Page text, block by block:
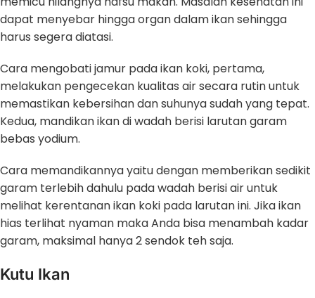
dapat menyebar hingga organ dalam ikan sehingga
harus segera diatasi.
Cara mengobati jamur pada ikan koki, pertama,
melakukan pengecekan kualitas air secara rutin untuk
memastikan kebersihan dan suhunya sudah yang tepat.
Kedua, mandikan ikan di wadah berisi larutan garam
bebas yodium.
Cara memandikannya yaitu dengan memberikan sedikit
garam terlebih dahulu pada wadah berisi air untuk
melihat kerentanan ikan koki pada larutan ini. Jika ikan
hias terlihat nyaman maka Anda bisa menambah kadar
garam, maksimal hanya 2 sendok teh saja.
Kutu Ikan